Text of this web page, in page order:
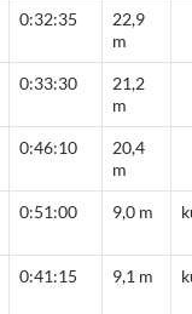
0:32:35
22,9
m
0:33:30
21,2
m
0:46:10
20,4
m
0:51:00 9,0 m
0:41:15 9,1 m